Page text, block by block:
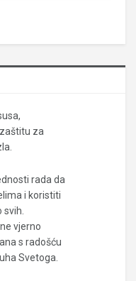
za
rada da
i koristiti
svih.
vjerno
s radošću
Svetoga.